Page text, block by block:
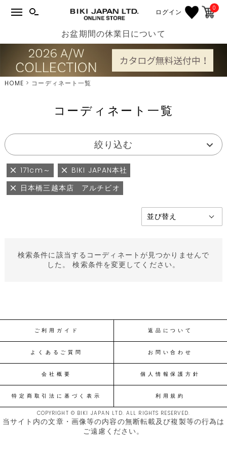
ログイン 0
お盆期間の休業日について
HOME コーディネート一覧
コーディネート一覧
絞り込む
171cm～
BIKI JAPAN本社
日本橋三越本店 アルチビオ
検索条件に該当するコーディネートが見つかりませんで
した。 検索条件を変更してください。
ご利用ガイド 返品について
よくあるご質問 お問い合わせ
会社概要 個人情報保護方針
特定商取引法に基づく表示 利用規約
COPYRIGHT © BIKI JAPAN LTD. ALL RIGHTS RESERVED.
当サイト内の文章・画像等の内容の無断転載及び複製等の行為は
ご遠慮ください。